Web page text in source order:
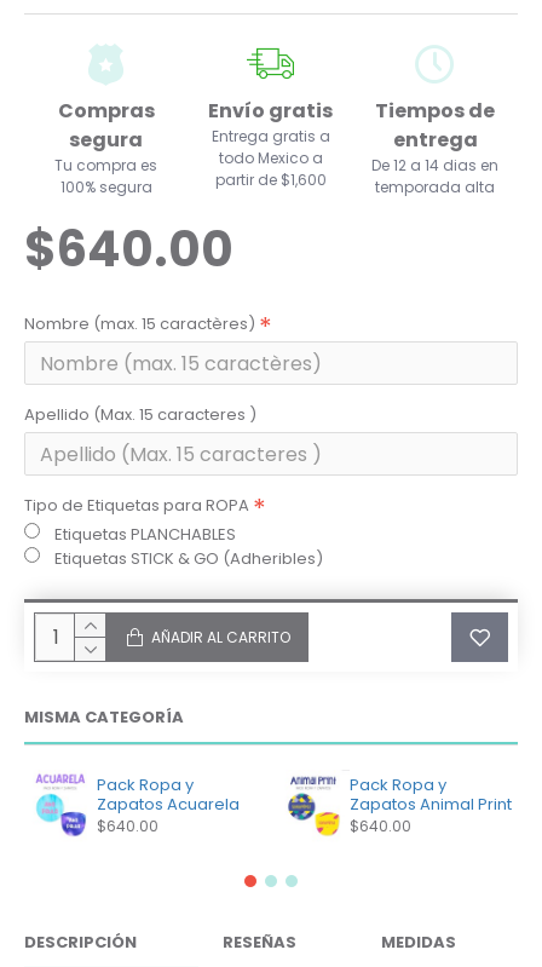
Compras
segura
Tu compra es
100% segura
Envío gratis
Entrega gratis a
todo Mexico a
partir de $1,600
Tiempos de
entrega
De 12 a 14 dias en
temporada alta
$640.00
Nombre (max. 15 caractères)
Apellido (Max. 15 caracteres )
Tipo de Etiquetas para ROPA
Etiquetas PLANCHABLES
Etiquetas STICK & GO (Adheribles)
AÑADIR AL CARRITO
MISMA CATEGORÍA
Pack Ropa y
Zapatos Acuarela
$640.00
Pack Ropa y
Zapatos Animal Print
$640.00
DESCRIPCIÓN RESEÑAS MEDIDAS